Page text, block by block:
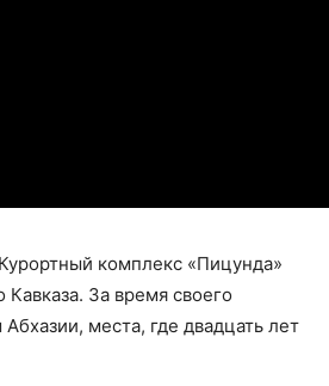
комплекс «Пицунда»
За время своего
места, где двадцать лет